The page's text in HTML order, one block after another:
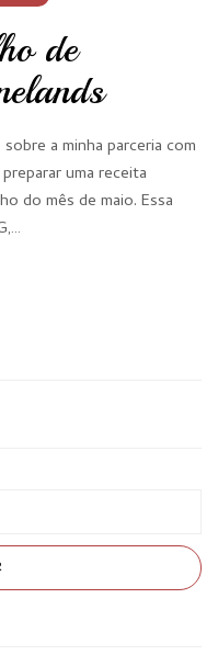
de
a minha parceria com
uma receita
do mês de maio. Essa